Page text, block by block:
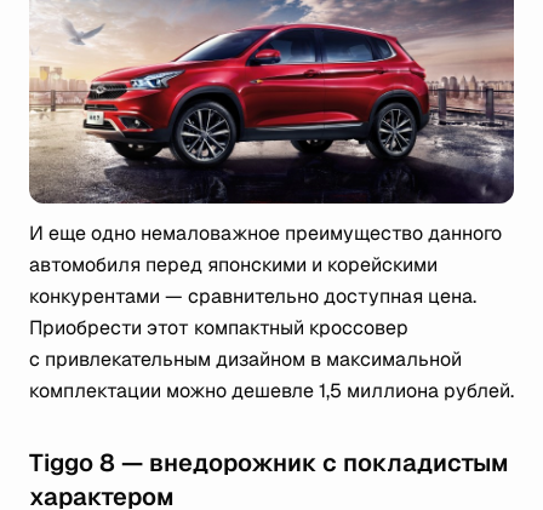
И еще одно немаловажное преимущество данного
автомобиля перед японскими и корейскими
конкурентами — сравнительно доступная цена.
Приобрести этот компактный кроссовер
с привлекательным дизайном в максимальной
комплектации можно дешевле 1,5 миллиона рублей.
Tiggo 8 — внедорожник с покладистым
характером